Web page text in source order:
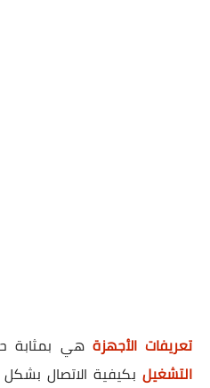
تعريفات الأجهزة هي بمثابة
التشغيل بكيفية الاتصال